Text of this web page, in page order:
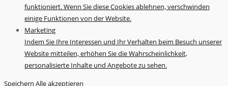
funktioniert. Wenn Sie diese Cookies ablehnen, verschwinden
einige Funktionen von der Website.
Marketing
Indem Sie Ihre Interessen und Ihr Verhalten beim Besuch unserer
Website mitteilen, erhöhen Sie die Wahrscheinlichkeit,
personalisierte Inhalte und Angebote zu sehen.
Speichern Alle akzeptieren